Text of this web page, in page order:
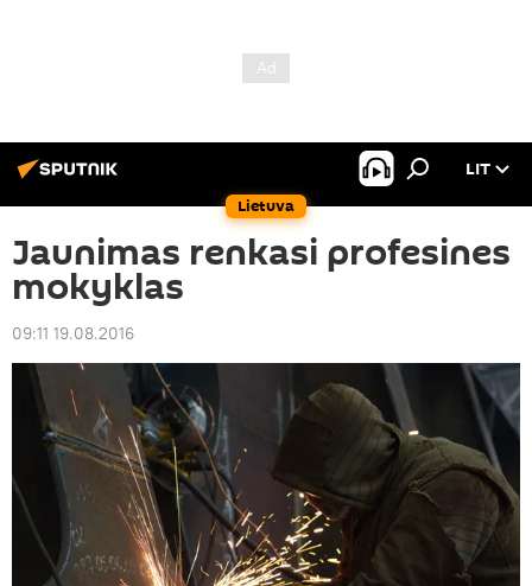
Lietuva
LIT
Jaunimas renkasi profesines
mokyklas
09:11 19.08.2016